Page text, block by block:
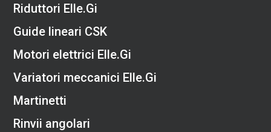
Riduttori Elle.Gi
Guide lineari CSK
Motori elettrici Elle.Gi
Variatori meccanici Elle.Gi
Martinetti
Rinvii angolari